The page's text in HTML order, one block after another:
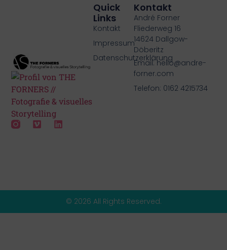
Quick
Links
Kontakt
Impressum
Datenschutzerklärung
Kontakt
André Forner
Fliederweg 16
14624 Dallgow-
Döberitz
Email: hello@andre-
forner.com
Telefon: 0162 4215734
© 2026 All Rights Reserved.